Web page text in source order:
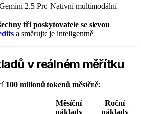
Gemini 2.5 Pro Nativní multimodální
tři poskytovatele se slevou
a směrujte je inteligentně.
v reálném měřítku
100 milionů tokenů měsíčně:
Měsíční
náklady
Roční
náklady